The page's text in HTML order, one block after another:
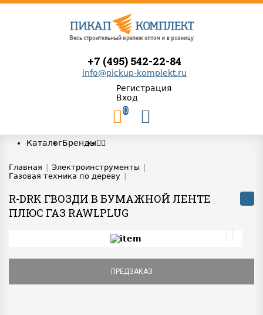
+7 (495) 542-22-84
info@pickup-komplekt.ru
Регистрация
Вход
0
КаталогБренды
Главная Электроинструменты
Газовая техника по дереву
R-DRK ГВОЗДИ В БУМАЖНОЙ ЛЕНТЕ
ПЛЮС ГАЗ RAWLPLUG
ПРЕДЗАКАЗ